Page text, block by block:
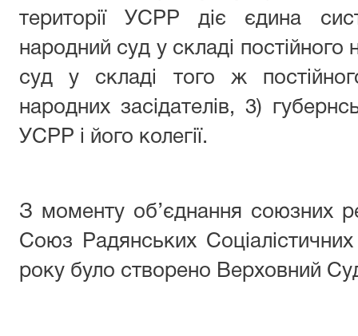
території УСРР діє єдина
народний суд у складі постійного
суд у складі того ж
народних засідателів, 3)
УСРР і його колегії.
З моменту об’єднання союзних
Союз Радянських
року було створено Верховний